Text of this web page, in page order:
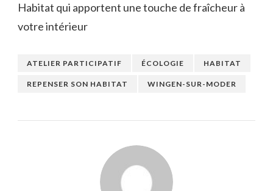
Habitat qui apportent une touche de fraîcheur à
votre intérieur
ATELIER PARTICIPATIF ÉCOLOGIE HABITAT
REPENSER SON HABITAT WINGEN-SUR-MODER